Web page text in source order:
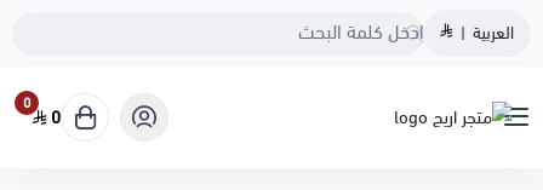
العربية |
متجر اريج
0
0